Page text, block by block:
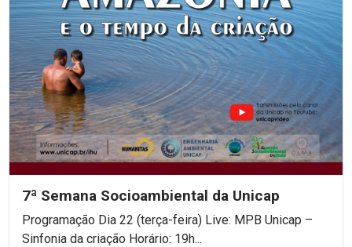
7ª Semana Socioambiental da Unicap
Programação Dia 22 (terça-feira) Live: MPB Unicap –
Sinfonia da criação Horário: 19h...